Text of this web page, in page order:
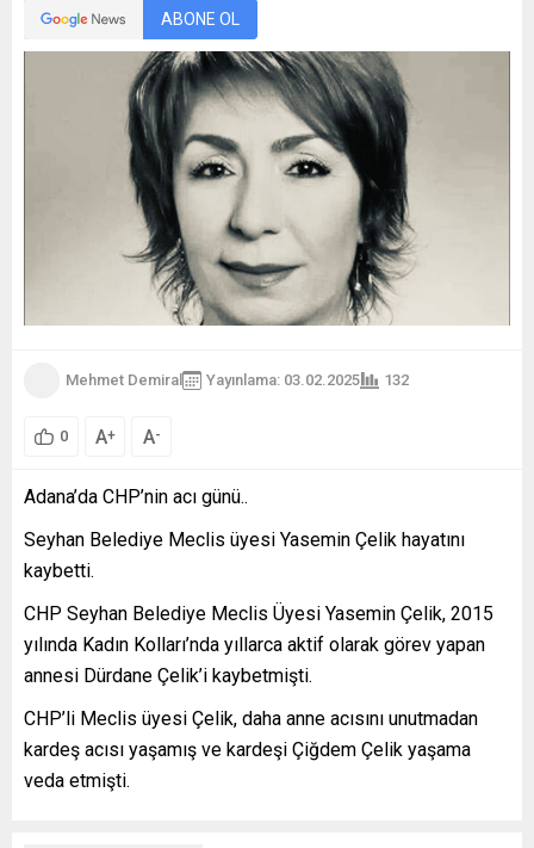
ABONE OL
Mehmet Demiral Yayınlama: 03.02.2025 132
0 A+ A-
Adana’da CHP’nin acı günü..
Seyhan Belediye Meclis üyesi Yasemin Çelik hayatını
kaybetti.
CHP Seyhan Belediye Meclis Üyesi Yasemin Çelik, 2015
yılında Kadın Kolları’nda yıllarca aktif olarak görev yapan
annesi Dürdane Çelik’i kaybetmişti.
CHP’li Meclis üyesi Çelik, daha anne acısını unutmadan
kardeş acısı yaşamış ve kardeşi Çiğdem Çelik yaşama
veda etmişti.